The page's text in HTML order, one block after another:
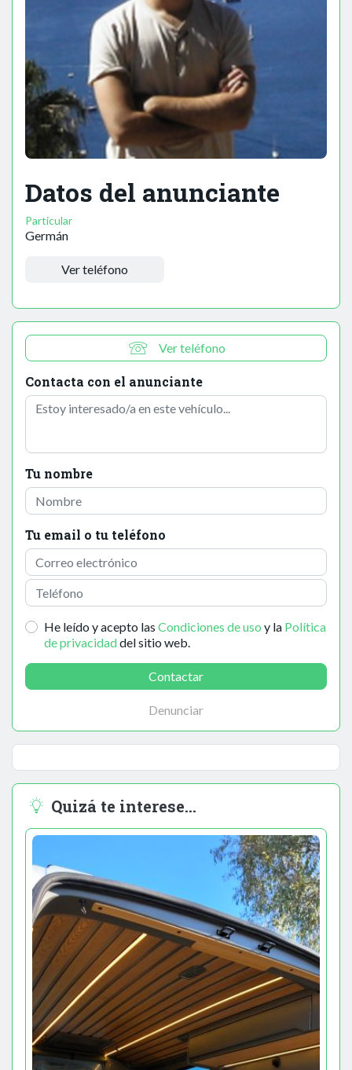
Datos del anunciante
Particular
Germán
Ver teléfono
Ver teléfono
Contacta con el anunciante
Tu nombre
Tu email o tu teléfono
He leído y acepto las Condiciones de uso y la Política
de privacidaddel sitio web.
Contactar
Denunciar
Quizá te interese...